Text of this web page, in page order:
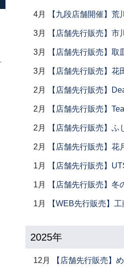
4月 【九段店舗開催】荒
3月 【店舗先行販売】
3月 【店舗先行販売】取
3月 【店舗先行販売】
2月 【店舗先行販売】
2月 【店舗先行販売】
2月 【店舗先行販売】
2月 【店舗先行販売】花
1月 【店舗先行販売】
1月 【店舗先行販売】冬
1月 【WEB先行販売】
2025年
12月 【店舗先行販売】